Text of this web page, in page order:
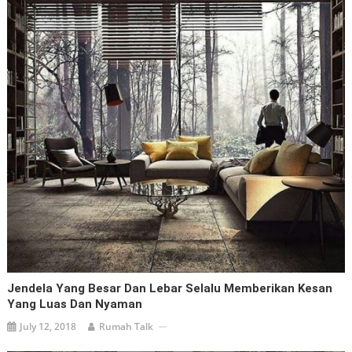
Jendela Yang Besar Dan Lebar Selalu Memberikan Kesan
Yang Luas Dan Nyaman
July 12, 2018 Rumah Talk